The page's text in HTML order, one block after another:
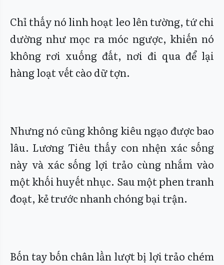
Chỉ thấy nó linh hoạt leo lên tường, tứ chi
dường như mọc ra móc ngược, khiến nó
không rơi xuống đất, nơi đi qua để lại
hàng loạt vết cào dữ tợn.
Nhưng nó cũng không kiêu ngạo được bao
lâu. Lương Tiêu thấy con nhện xác sống
này và xác sống lợi trảo cùng nhắm vào
một khối huyết nhục. Sau một phen tranh
đoạt, kẻ trước nhanh chóng bại trận.
Bốn tay bốn chân lần lượt bị lợi trảo chém